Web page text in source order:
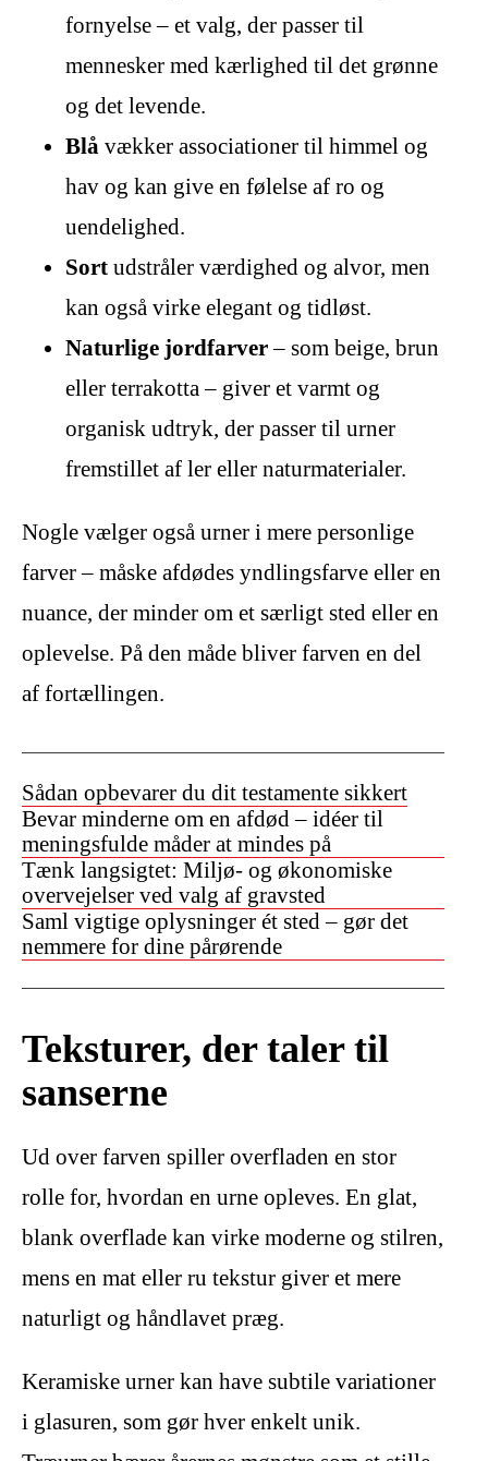
fornyelse – et valg, der passer til
mennesker med kærlighed til det grønne
og det levende.
Blå vækker associationer til himmel og
hav og kan give en følelse af ro og
uendelighed.
Sort udstråler værdighed og alvor, men
kan også virke elegant og tidløst.
Naturlige jordfarver– som beige, brun
eller terrakotta – giver et varmt og
organisk udtryk, der passer til urner
fremstillet af ler eller naturmaterialer.
Nogle vælger også urner i mere personlige
farver – måske afdødes yndlingsfarve eller en
nuance, der minder om et særligt sted eller en
oplevelse. På den måde bliver farven en del
af fortællingen.
Sådan opbevarer du dit testamente sikkert
Bevar minderne om en afdød – idéer til
meningsfulde måder at mindes på
Tænk langsigtet: Miljø- og økonomiske
overvejelser ved valg af gravsted
Saml vigtige oplysninger ét sted – gør det
nemmere for dine pårørende
Teksturer, der taler til
sanserne
Ud over farven spiller overfladen en stor
rolle for, hvordan en urne opleves. En glat,
blank overflade kan virke moderne og stilren,
mens en mat eller ru tekstur giver et mere
naturligt og håndlavet præg.
Keramiske urner kan have subtile variationer
i glasuren, som gør hver enkelt unik.